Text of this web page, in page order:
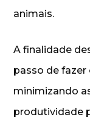
animais.
A finalidade
passo de
minimizando
produtividade